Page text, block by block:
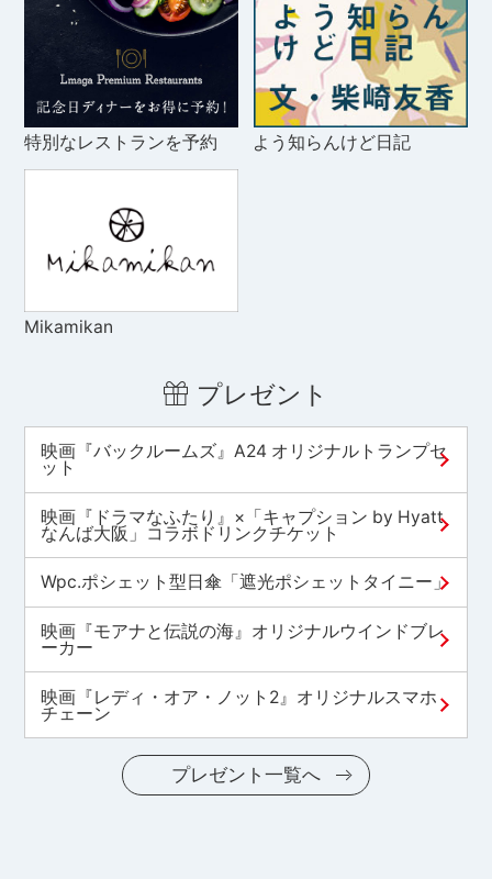
特別なレストランを予約 よう知らんけど日記
Mikamikan
プレゼント
映画『バックルームズ』A24 オリジナルトランプセ
ット
映画『ドラマなふたり』×「キャプション by Hyatt
なんば大阪」コラボドリンクチケット
Wpc.ポシェット型日傘「遮光ポシェットタイニー」
映画『モアナと伝説の海』オリジナルウインドブレ
ーカー
映画『レディ・オア・ノット2』オリジナルスマホ
チェーン
プレゼント一覧へ